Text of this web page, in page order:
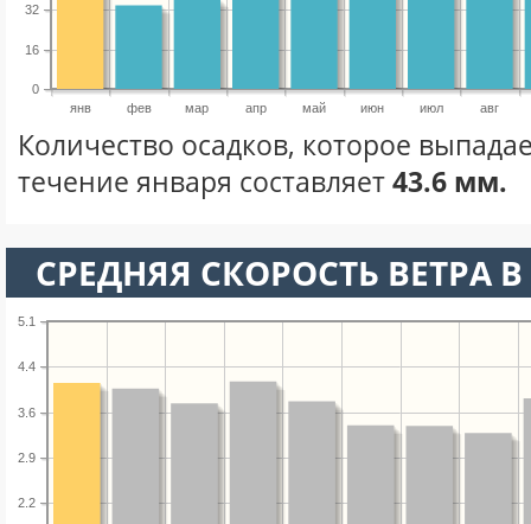
янв фев мар апр май июн июл авг
0
16
32
Количество осадков, которое
течение января составляет43.6 мм.
СРЕДНЯЯ СКОРОСТЬ ВЕТРА
2.2
2.9
3.6
4.4
5.1